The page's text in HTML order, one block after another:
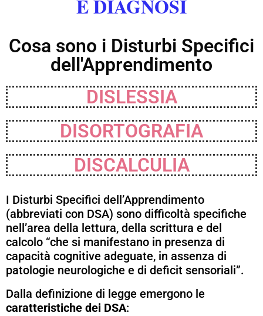
E DIAGNOSI
Cosa sono i Disturbi Specifici
dell'Apprendimento
DISLESSIA
DISORTOGRAFIA
DISCALCULIA
I Disturbi Specifici dell’Apprendimento
(abbreviati con DSA) sono difficoltà specifiche
nell’area della lettura, della scrittura e del
calcolo “che si manifestano in presenza di
capacità cognitive adeguate, in assenza di
patologie neurologiche e di deficit sensoriali”.
Dalla definizione di legge emergono le
caratteristiche dei DSA: